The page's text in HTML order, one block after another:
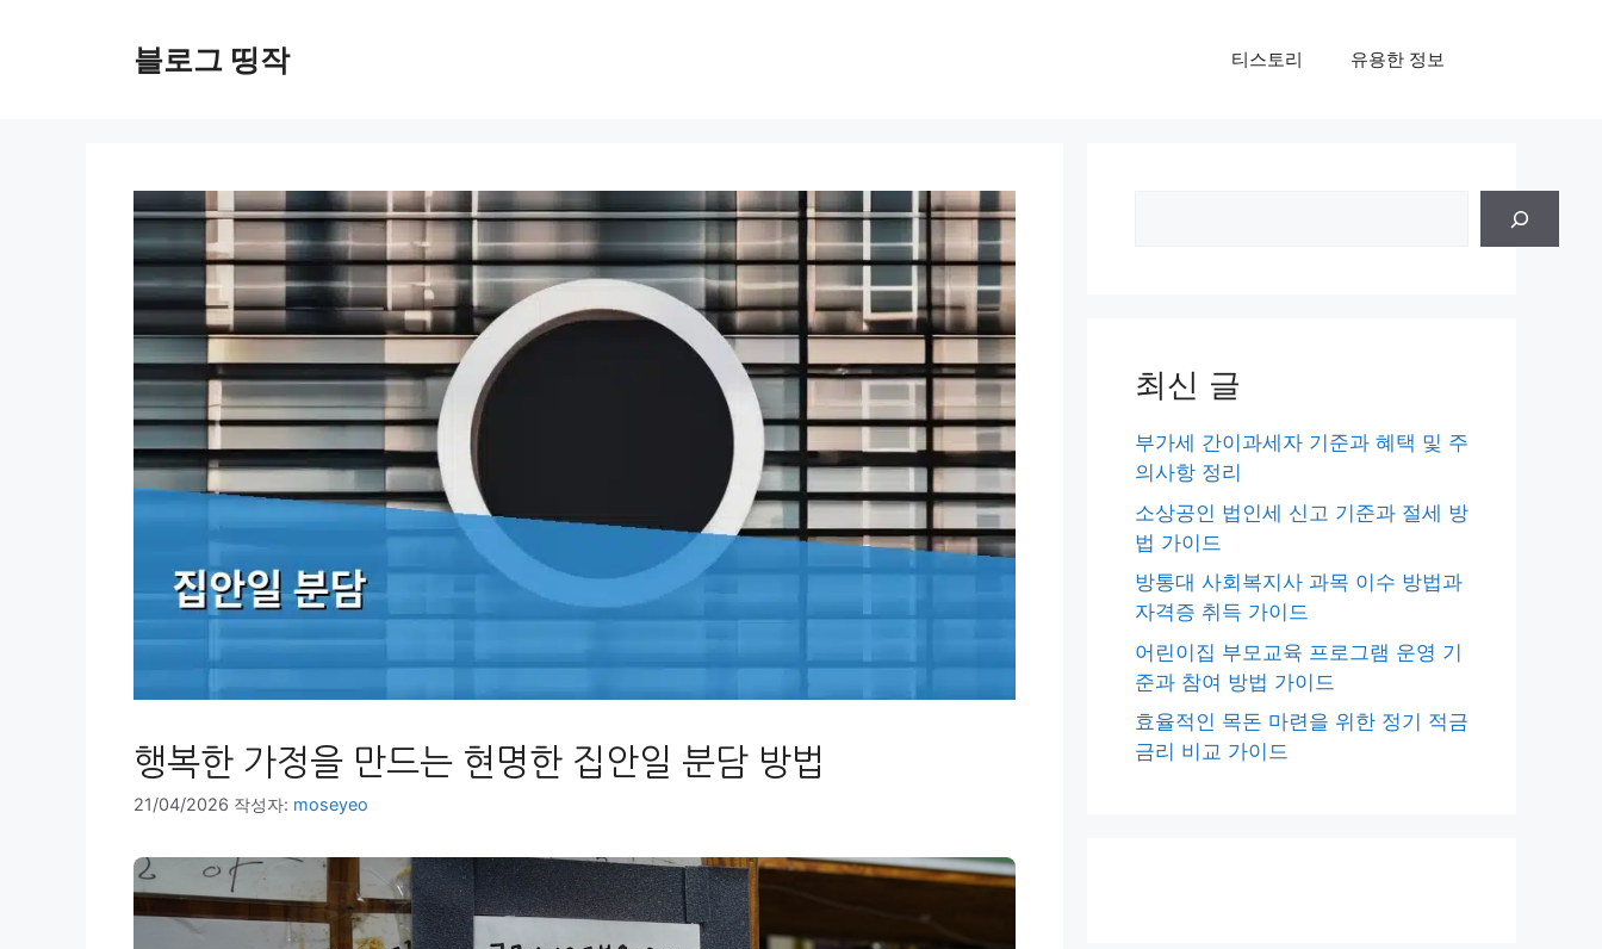
블로그 띵작 티스토리 유용한 정보
행복한 가정을 만드는 현명한 집안일 분담 방법
21/04/2026 작성자: moseyeo
최신 글
부가세 간이과세자 기준과 혜택 및 주
의사항 정리
소상공인 법인세 신고 기준과 절세 방
법 가이드
방통대 사회복지사 과목 이수 방법과
자격증 취득 가이드
어린이집 부모교육 프로그램 운영 기
준과 참여 방법 가이드
효율적인 목돈 마련을 위한 정기 적금
금리 비교 가이드